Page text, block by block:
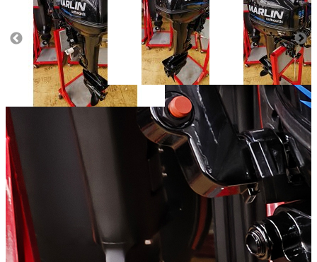
Тактность двигателя:2
Масса (кг):
Тип управления:
румпельное
Тип стартера:
Объём двигателя (куб.см):
246
2
Добавить к сравнению
138 300